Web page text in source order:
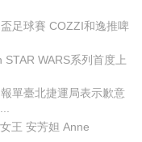
足球賽 COZZI和逸推啤
WARS系列首度上
單臺北捷運局表示歉意
王 安芳妲 Anne